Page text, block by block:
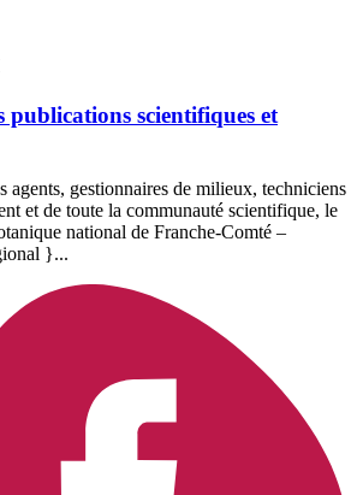
publications scientifiques et
agents, gestionnaires de milieux, techniciens
et de toute la communauté scientifique, le
national de Franche-Comté –
}...